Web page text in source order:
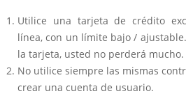
Utilice una tarjeta de crédito
línea, con un límite bajo /
la tarjeta, usted no perderá mucho.
No utilice siempre las mismas
crear una cuenta de usuario.